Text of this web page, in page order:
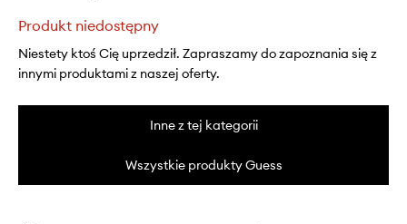
Produkt niedostępny
Niestety ktoś Cię uprzedził. Zapraszamy do zapoznania się z
innymi produktami z naszej oferty.
Inne z tej kategorii
Wszystkie produkty Guess